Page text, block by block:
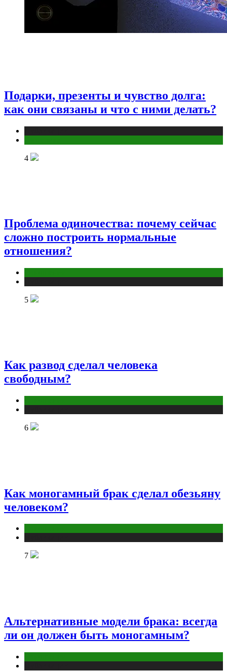
Подарки, презенты и чувство долга:
как они связаны и что с ними делать?
4
Проблема одиночества: почему сейчас
сложно построить нормальные
отношения?
5
Как развод сделал человека
свободным?
6
Как моногамный брак сделал обезьяну
человеком?
7
Альтернативные модели брака: всегда
ли он должен быть моногамным?